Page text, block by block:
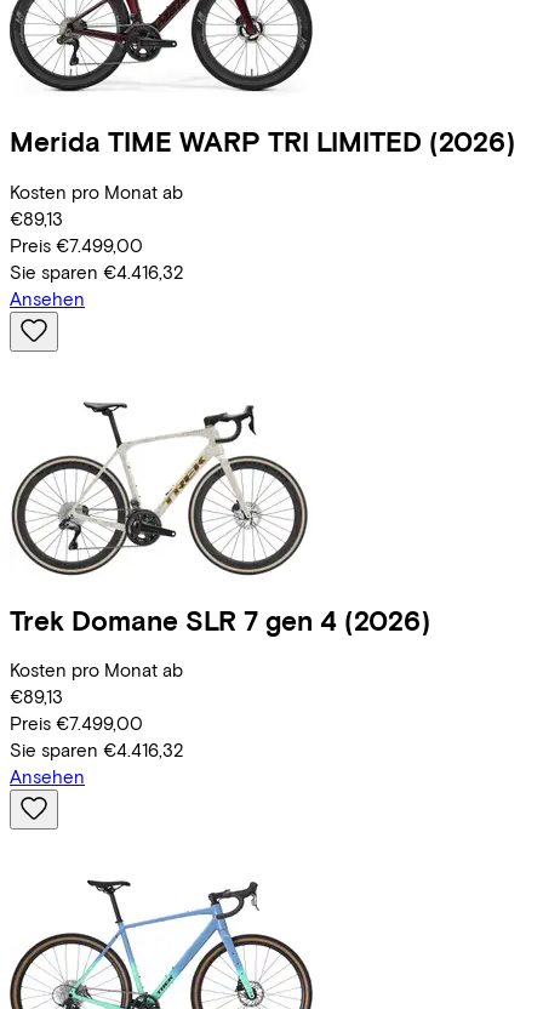
Merida TIME WARP TRI LIMITED (2026)
Kosten pro Monat ab
€89,13
Preis €7.499,00
Sie sparen €4.416,32
Ansehen
Trek Domane SLR 7 gen 4 (2026)
Kosten pro Monat ab
€89,13
Preis €7.499,00
Sie sparen €4.416,32
Ansehen